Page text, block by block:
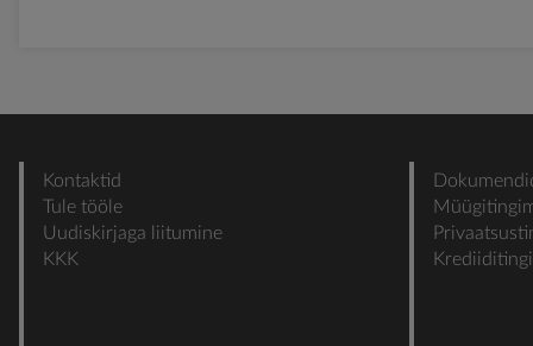
Kontaktid
Tule tööle
Uudiskirjaga liitumine
KKK